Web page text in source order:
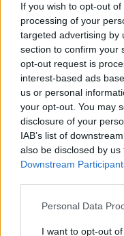
If you wish to opt-out
processing of your
targeted advertising by
section to confirm your
opt-out request is
interest-based ads
us or personal
your opt-out. You may
disclosure of your
IAB’s list of
also be disclosed by
Downstream
Please note that this
not limited to your visit
Personal Data
I want to opt-out
Degvielascenas
nekristies vēl ilgi…
Ekonomikas
pastāsta, kāds ir
tālākais rīcības